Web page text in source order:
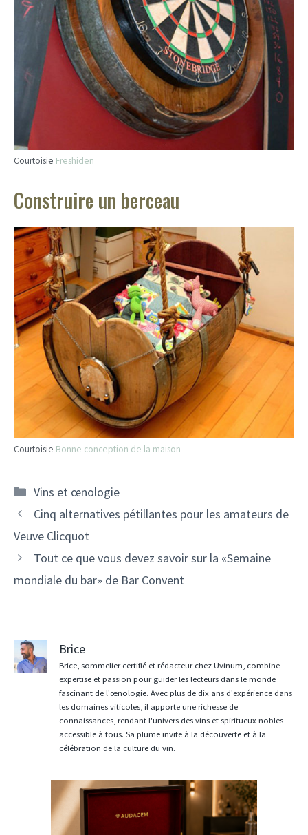
Courtoisie Freshiden
Construire un berceau
Courtoisie Bonne conception de la maison
Catégories
Vins et œnologie
Navigation
des
Cinq alternatives pétillantes pour les amateurs de
Veuve Clicquot
Tout ce que vous devez savoir sur la «Semaine
mondiale du bar» de Bar Convent
Brice
Brice, sommelier certifié et rédacteur chez Uvinum, combine
expertise et passion pour guider les lecteurs dans le monde
fascinant de l'œnologie. Avec plus de dix ans d'expérience dans
les domaines viticoles, il apporte une richesse de
connaissances, rendant l'univers des vins et spiritueux nobles
accessible à tous. Sa plume invite à la découverte et à la
célébration de la culture du vin.